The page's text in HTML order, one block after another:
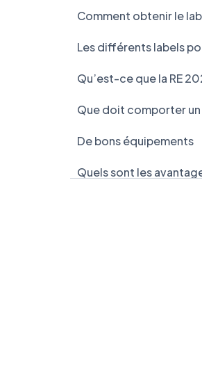
Comment obtenir le
Les différents labels
Qu’est-ce que la RE
Que doit comporter un
De bons équipements
Quels sont les